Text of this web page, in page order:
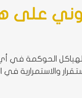
على
لهياكل الحوكمة
والاستمرارية في